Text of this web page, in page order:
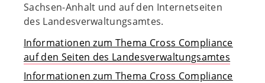
Sachsen-Anhalt und auf den Internetseiten
des Landesverwaltungsamtes.
Informationen zum Thema Cross Compliance
auf den Seiten des Landesverwaltungsamtes
Informationen zum Thema Cross Compliance